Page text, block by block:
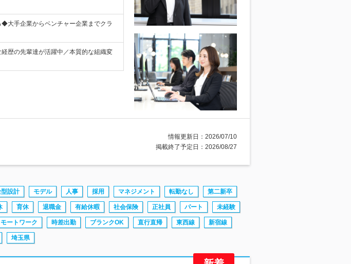
大手企業からベンチャー企業までクラ
歴の先輩達が活躍中／本質的な組織変
情報更新日：2026/07/10
掲載終了予定日：2026/08/27
設計 モデル 人事 採用 マネジメント 転勤なし 第二新卒
育休 退職金 有給休暇 社会保険 正社員 パート 未経験
モートワーク 時差出勤 ブランクOK 直行直帰 東西線 新宿線
埼玉県